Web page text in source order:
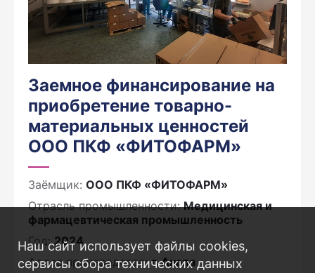
Заемное финансирование на
приобретение товарно-
материальных ценностей
ООО ПКФ «ФИТОФАРМ»
Заёмщик: ООО ПКФ «ФИТОФАРМ»
Отрасль промышленности:Медицинская и
фармацевтическая промышленность
Год:2024
Адрес производства:г. Анапа
Наш сайт использует файлы cookies,
сервисы сбора технических данных